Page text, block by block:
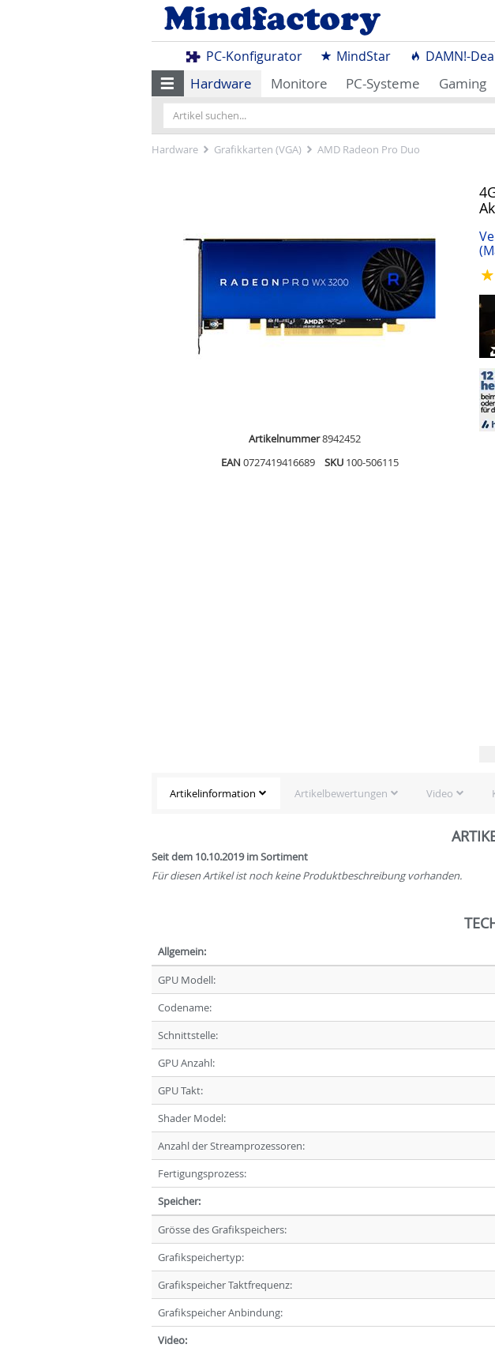
PC-Konfigurator MindStar DAMN!-
Hardware Monitore PC-Systeme Gaming
Hardware Grafikkarten (VGA) AMD Radeon Pro Duo
Artikelnummer8942452
EAN 0727419416689 SKU 100-506115
Artikelinformation Artikelbewertungen Video
Seit dem 10.10.2019 im Sortiment
Für diesen Artikel ist noch keine Produktbeschreibung vorhanden.
Allgemein:
GPU Modell:
Codename:
Schnittstelle:
GPU Anzahl:
GPU Takt:
Shader Model:
Anzahl der Streamprozessoren:
Fertigungsprozess:
Speicher:
Grösse des Grafikspeichers:
Grafikspeichertyp:
Grafikspeicher Taktfrequenz:
Grafikspeicher Anbindung:
Video: